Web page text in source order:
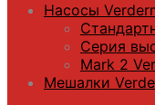
Насосы
Серия
Mark 2
Мешалки